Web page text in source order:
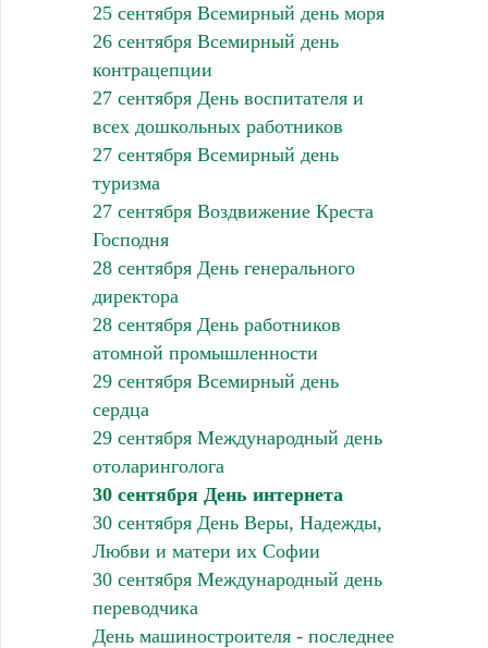
25 сентября Всемирный день моря
26 сентября Всемирный день
контрацепции
27 сентября День воспитателя и
всех дошкольных работников
27 сентября Всемирный день
туризма
27 сентября Воздвижение Креста
Господня
28 сентября День генерального
директора
28 сентября День работников
атомной промышленности
29 сентября Всемирный день
сердца
29 сентября Международный день
отоларинголога
30 сентября День интернета
30 сентября День Веры, Надежды,
Любви и матери их Софии
30 сентября Международный день
переводчика
День машиностроителя - последнее